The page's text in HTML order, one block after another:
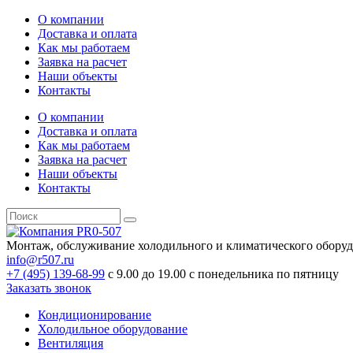
О компании
Доставка и оплата
Как мы работаем
Заявка на расчет
Наши объекты
Контакты
О компании
Доставка и оплата
Как мы работаем
Заявка на расчет
Наши объекты
Контакты
Монтаж, обслуживание холодильного и климатического
info@r507.ru
+7 (495) 139-68-99 с 9.00 до 19.00 с понедельника по пятницу
Заказать звонок
Кондиционирование
Холодильное оборудование
Вентиляция